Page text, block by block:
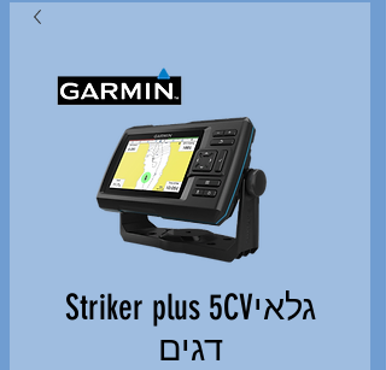
Striker plus 5CVגלאי
דגים